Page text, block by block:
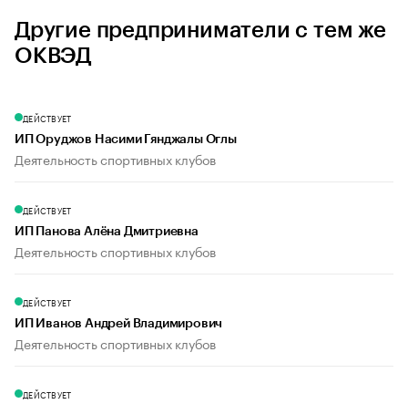
Другие предприниматели с тем же
ОКВЭД
ДЕЙСТВУЕТ
ИП Оруджов Насими Гянджалы Оглы
Деятельность спортивных клубов
ДЕЙСТВУЕТ
ИП Панова Алёна Дмитриевна
Деятельность спортивных клубов
ДЕЙСТВУЕТ
ИП Иванов Андрей Владимирович
Деятельность спортивных клубов
ДЕЙСТВУЕТ